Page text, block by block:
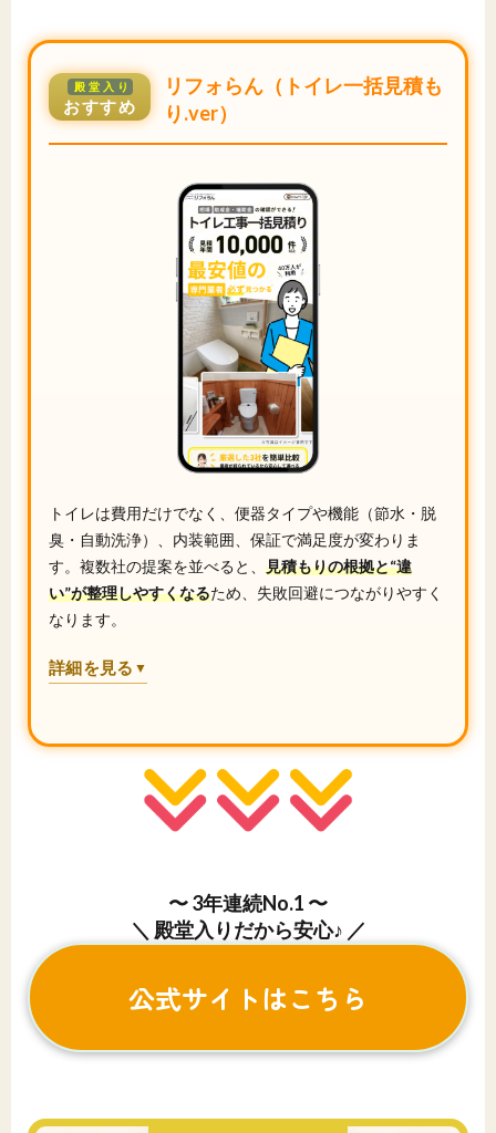
殿堂入り
おすすめ
リフォらん（トイレ一括見積も
り.ver）
トイレは費用だけでなく、便器タイプや機能（節水・脱
臭・自動洗浄）、内装範囲、保証で満足度が変わりま
す。複数社の提案を並べると、 見積もりの根拠と“違
い”が整理しやすくなるため、失敗回避につながりやすく
なります。
詳細を見る ▼
〜 3年連続No.1 〜
＼ 殿堂入りだから安心♪ ／
公式サイトはこちら